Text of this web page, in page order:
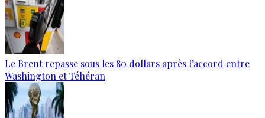
Le Brent repasse sous les 80 dollars après l’accord entre
Washington et Téhéran